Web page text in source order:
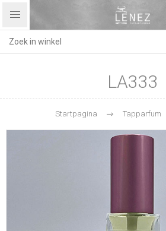
LA333
Startpagina Tapparfum